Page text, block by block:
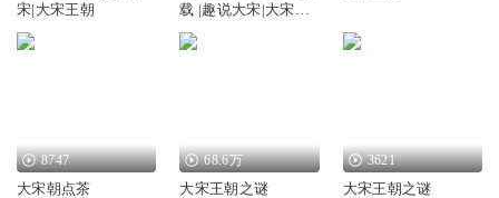
宋|大宋王朝
载 |趣说大宋|大宋王
朝
8747
大宋朝点茶
68.6万
大宋王朝之谜
3621
大宋王朝之谜